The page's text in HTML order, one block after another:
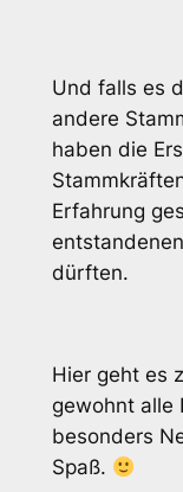
Und falls es
andere
haben die
Erfahrung
dürften.
Hier geht es
gewohnt alle
besonders
Spaß.